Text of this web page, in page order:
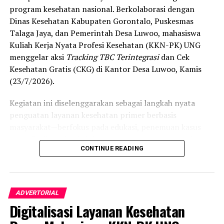
RELATED TOPICS: PANDEMI COVID19 TERBARU
UP NEXT
DWP Dan Crisis Centre UNG Bantu Petugas Medis
Sembako dan APD
DON'T MISS
Opsi Wisuda Online Ditolak Mahasiswa, Eduart Harap
Pandemi Segera Berakhir
program kesehatan nasional. Berkolaborasi dengan
Dinas Kesehatan Kabupaten Gorontalo, Puskesmas
Talaga Jaya, dan Pemerintah Desa Luwoo, mahasiswa
Kuliah Kerja Nyata Profesi Kesehatan (KKN-PK) UNG
menggelar aksi Tracking TBC Terintegrasidan Cek
Kesehatan Gratis (CKG) di Kantor Desa Luwoo, Kamis
(23/7/2026).
Kegiatan ini diselenggarakan sebagai langkah nyata
penguatan layanan kesehatan primer berbasis
case finding), deteksi dini, serta pemutusan rantai
penularan tuberkulosis (TBC) yang masih menjadi salah
Pelaksanaan program ini didampingi secara langsung
oleh tim Dosen Pembimbing Lapangan (DPL) KKN-PK
Desa Luwoo, yakni Dr. dr. Vivien Novarina A. Kasim,
M.Kes., dr. Siti Rakhmatia P. Th. Kum, M.Biomed., Ns. Nur
CONTINUE READING
ADVERTORIAL
Digitalisasi Layanan Kesehatan